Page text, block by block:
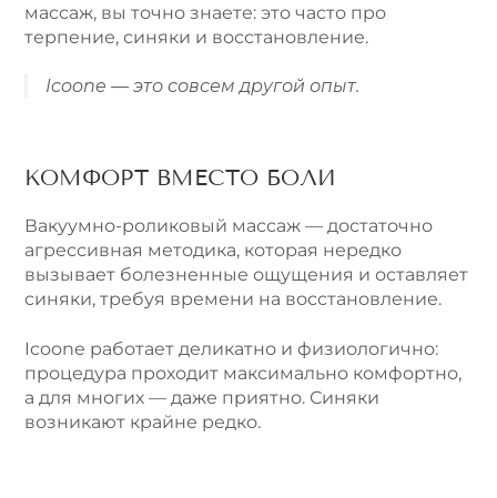
массаж, вы точно знаете: это часто про
терпение, синяки и восстановление.
Icoone — это совсем другой опыт.
КОМФОРТ ВМЕСТО БОЛИ
Вакуумно-роликовый массаж — достаточно
агрессивная методика, которая нередко
вызывает болезненные ощущения и оставляет
синяки, требуя времени на восстановление.
Icoone работает деликатно и физиологично:
процедура проходит максимально комфортно,
а для многих — даже приятно. Синяки
возникают крайне редко.